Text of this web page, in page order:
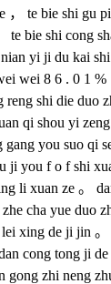
te bie shi
bie shi cong
yi ji du kai
wei 8 6 . 0 1
shi die
qi shou yi
you suo
you f o f shi
li xuan ze 。
cha yue
xing de ji jin
cong tong ji
zhi neng